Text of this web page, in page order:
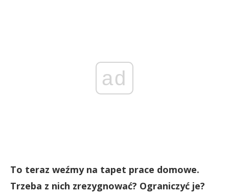
ad
To teraz weźmy na tapet prace domowe.
Trzeba z nich zrezygnować? Ograniczyć je?